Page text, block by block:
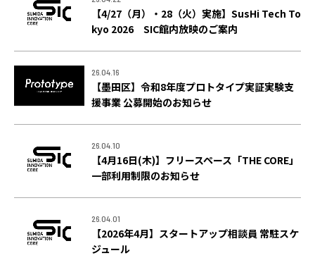
機能・プログラム
ACCELERATION
PROGRAM
アクセラレーション
プログラム
MEMBER
会員
EVENT
【4/27（月）・28（火）実施】SusHi Tech To
kyo 2026 SIC館内放映のご案内
26.04.16
【墨田区】令和8年度プロトタイプ実証実験支
援事業 公募開始のお知らせ
26.04.10
【4月16日(木)】フリースペース「THE CORE」
一部利用制限のお知らせ
26.04.01
【2026年4月】スタートアップ相談員 常駐スケ
ジュール